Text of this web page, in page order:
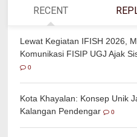
RECENT
Lewat Kegiatan IFISH 2026,
Komunikasi FISIP UGJ Ajak
0
Kota Khayalan: Konsep Unik
Kalangan Pendengar
0